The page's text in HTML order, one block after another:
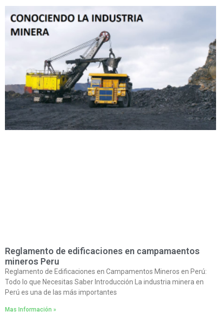
Reglamento de edificaciones en campamaentos
mineros Peru
Reglamento de Edificaciones en Campamentos Mineros en Perú:
Todo lo que Necesitas Saber Introducción La industria minera en
Perú es una de las más importantes
Mas Información »